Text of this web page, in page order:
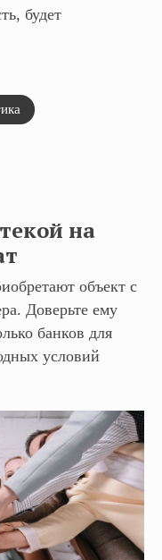
будет
на
объект с
Доверьте ему
банков для
условий